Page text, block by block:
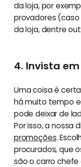
da loja, por
provadores
da loja, dentre
4. Invista
Uma coisa é
há muito tempo
pode deixar de
Por isso, a nossa
promoções.
procurados, que
são o carro chefe